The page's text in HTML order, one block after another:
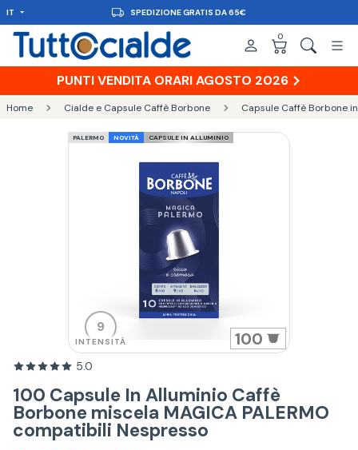
IT SPEDIZIONE GRATIS DA 65€
0
PUNTI VENDITA ORARI AGOSTO 2026
Home Cialde e Capsule Caffè Borbone Capsule Caffè Borbone
PALERMO NOVITÀ CAPSULE IN ALLUMINIO
9
INTENSITÀ 100
5.0
100 Capsule In Alluminio Caffè
Borbone miscela MAGICA PALERMO
compatibili Nespresso